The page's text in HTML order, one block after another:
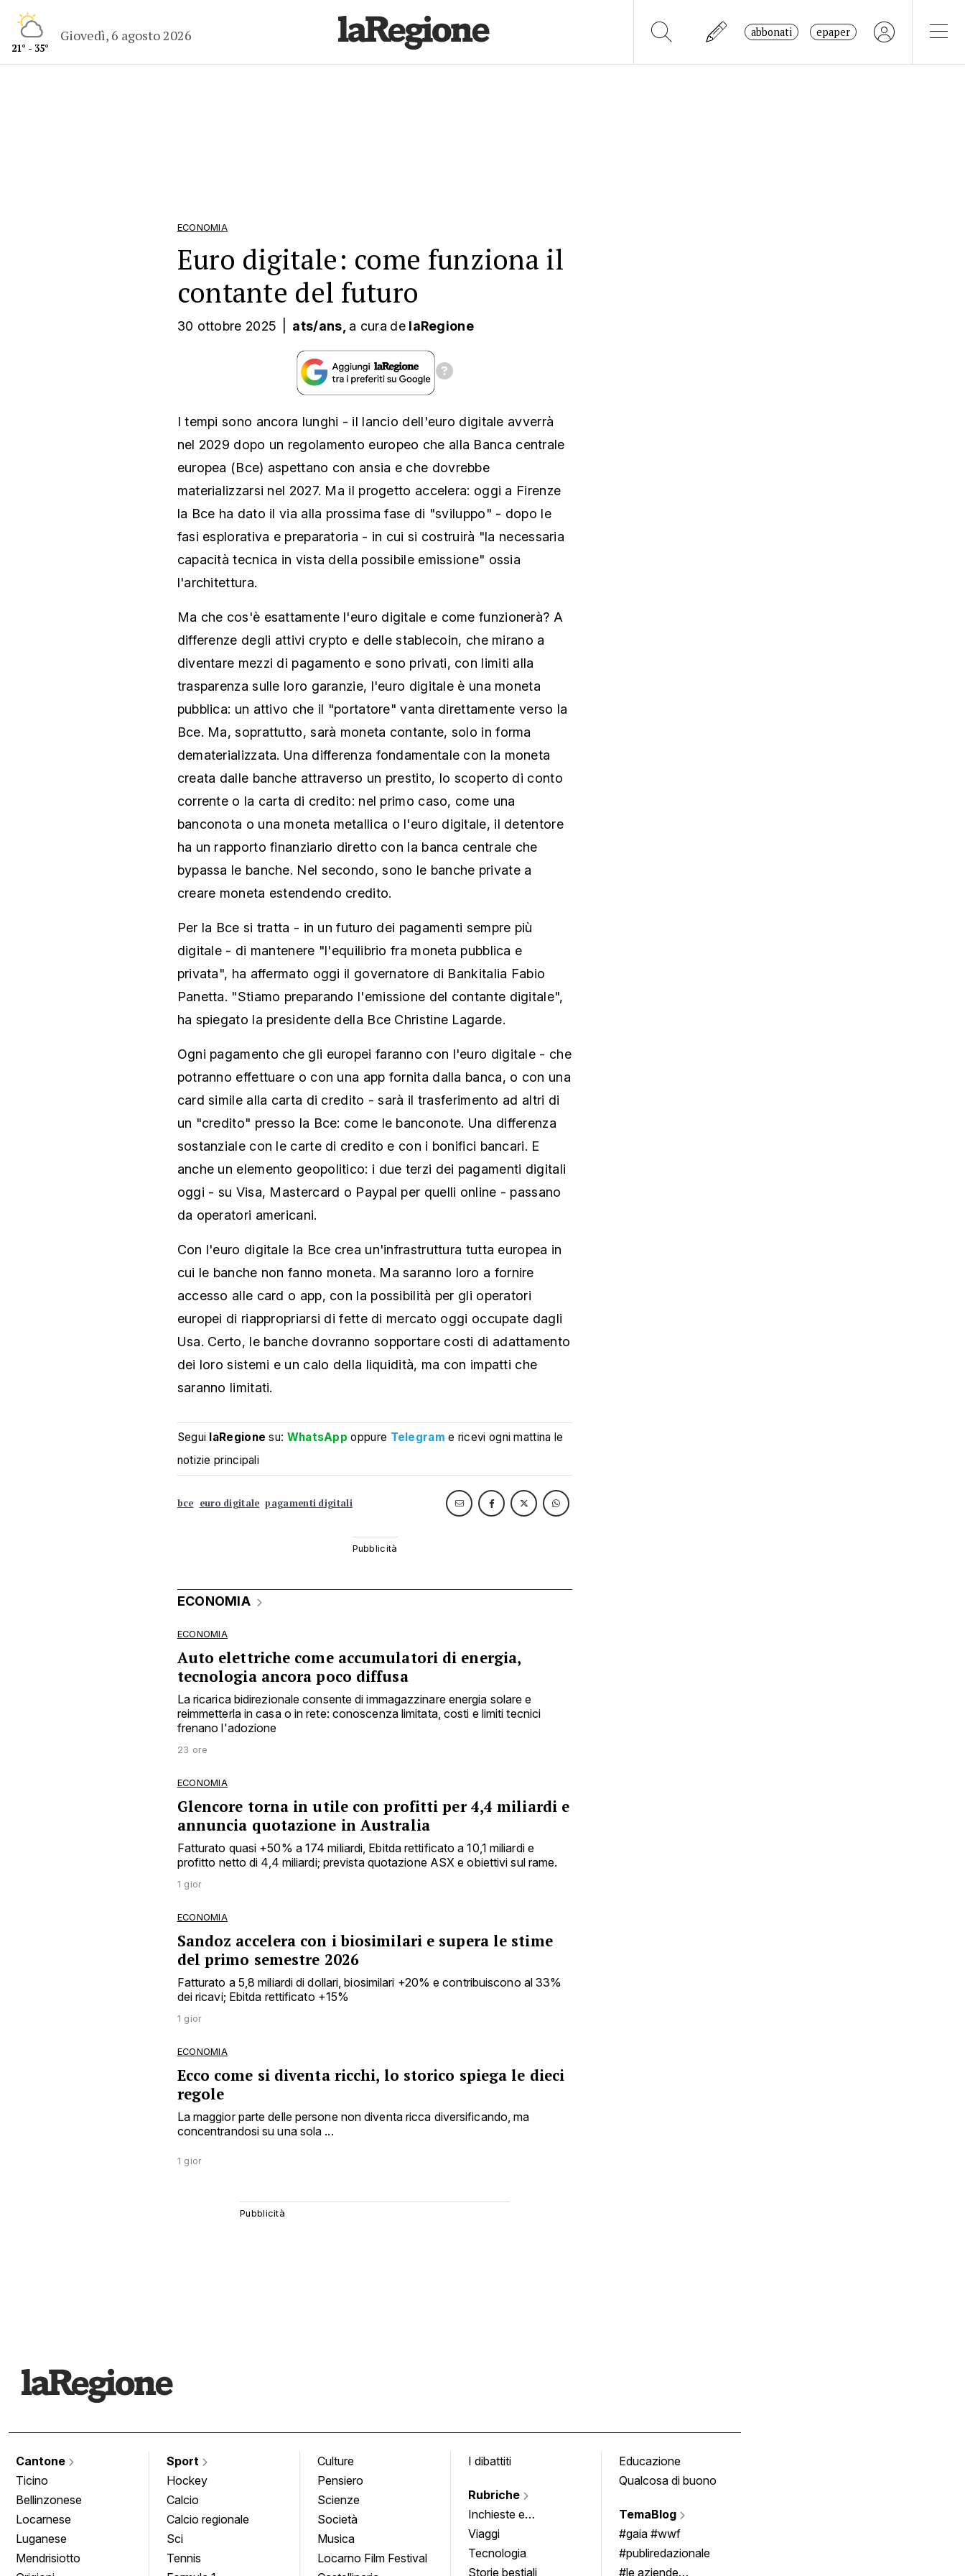
21° - 35°
Giovedì, 6 agosto 2026 abbonati epaper
ECONOMIA
Euro digitale: come funziona il
contante del futuro
30 ottobre 2025 | ats/ans, a cura de laRegione
I tempi sono ancora lunghi - il lancio dell'euro digitale avverrà
nel 2029 dopo un regolamento europeo che alla Banca centrale
europea (Bce) aspettano con ansia e che dovrebbe
materializzarsi nel 2027. Ma il progetto accelera: oggi a Firenze
la Bce ha dato il via alla prossima fase di "sviluppo" - dopo le
fasi esplorativa e preparatoria - in cui si costruirà "la necessaria
capacità tecnica in vista della possibile emissione" ossia
l'architettura.
Ma che cos'è esattamente l'euro digitale e come funzionerà? A
differenze degli attivi crypto e delle stablecoin, che mirano a
diventare mezzi di pagamento e sono privati, con limiti alla
trasparenza sulle loro garanzie, l'euro digitale è una moneta
pubblica: un attivo che il "portatore" vanta direttamente verso la
Bce. Ma, soprattutto, sarà moneta contante, solo in forma
dematerializzata. Una differenza fondamentale con la moneta
creata dalle banche attraverso un prestito, lo scoperto di conto
corrente o la carta di credito: nel primo caso, come una
banconota o una moneta metallica o l'euro digitale, il detentore
ha un rapporto finanziario diretto con la banca centrale che
bypassa le banche. Nel secondo, sono le banche private a
creare moneta estendendo credito.
Per la Bce si tratta - in un futuro dei pagamenti sempre più
digitale - di mantenere "l'equilibrio fra moneta pubblica e
privata", ha affermato oggi il governatore di Bankitalia Fabio
Panetta. "Stiamo preparando l'emissione del contante digitale",
ha spiegato la presidente della Bce Christine Lagarde.
Ogni pagamento che gli europei faranno con l'euro digitale - che
potranno effettuare o con una app fornita dalla banca, o con una
card simile alla carta di credito - sarà il trasferimento ad altri di
un "credito" presso la Bce: come le banconote. Una differenza
sostanziale con le carte di credito e con i bonifici bancari. E
anche un elemento geopolitico: i due terzi dei pagamenti digitali
oggi - su Visa, Mastercard o Paypal per quelli online - passano
da operatori americani.
Con l'euro digitale la Bce crea un'infrastruttura tutta europea in
cui le banche non fanno moneta. Ma saranno loro a fornire
accesso alle card o app, con la possibilità per gli operatori
europei di riappropriarsi di fette di mercato oggi occupate dagli
Usa. Certo, le banche dovranno sopportare costi di adattamento
dei loro sistemi e un calo della liquidità, ma con impatti che
saranno limitati.
Segui laRegione su: WhatsApp oppure Telegram e ricevi ogni mattina le
notizie principali
bce euro digitale pagamenti digitali
ECONOMIA
ECONOMIA
Auto elettriche come accumulatori di energia,
tecnologia ancora poco diffusa
La ricarica bidirezionale consente di immagazzinare energia solare e
reimmetterla in casa o in rete: conoscenza limitata, costi e limiti tecnici
frenano l'adozione
23 ore
ECONOMIA
Glencore torna in utile con profitti per 4,4 miliardi e
annuncia quotazione in Australia
Fatturato quasi +50% a 174 miliardi, Ebitda rettificato a 10,1 miliardi e
profitto netto di 4,4 miliardi; prevista quotazione ASX e obiettivi sul rame.
1 gior
ECONOMIA
Sandoz accelera con i biosimilari e supera le stime
del primo semestre 2026
Fatturato a 5,8 miliardi di dollari, biosimilari +20% e contribuiscono al 33%
dei ricavi; Ebitda rettificato +15%
1 gior
ECONOMIA
Ecco come si diventa ricchi, lo storico spiega le dieci
regole
La maggior parte delle persone non diventa ricca diversificando, ma
concentrandosi su una sola ...
1 gior
Cantone
Ticino
Bellinzonese
Locarnese
Luganese
Mendrisiotto
Sport
Hockey
Calcio
Calcio regionale
Sci
Tennis
Culture
Pensiero
Scienze
Società
Musica
Locarno Film Festival
I dibattiti
Rubriche
Inchieste e
approfondimenti
Viaggi
Tecnologia
Storie bestiali
Educazione
Qualcosa di buono
TemaBlog
#gaia #wwf
#publiredazionale
#le aziende